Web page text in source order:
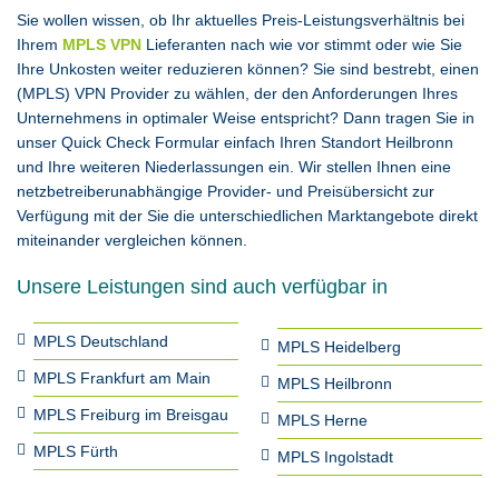
Sie wollen wissen, ob Ihr aktuelles Preis-Leistungsverhältnis bei
Ihrem MPLS VPN Lieferanten nach wie vor stimmt oder wie Sie
Ihre Unkosten weiter reduzieren können? Sie sind bestrebt, einen
(MPLS) VPN Provider zu wählen, der den Anforderungen Ihres
Unternehmens in optimaler Weise entspricht? Dann tragen Sie in
unser Quick Check Formular einfach Ihren Standort Heilbronn
und Ihre weiteren Niederlassungen ein. Wir stellen Ihnen eine
netzbetreiberunabhängige Provider- und Preisübersicht zur
Verfügung mit der Sie die unterschiedlichen Marktangebote direkt
miteinander vergleichen können.
Unsere Leistungen sind auch verfügbar in
MPLS Deutschland
MPLS Frankfurt am Main
MPLS Freiburg im Breisgau
MPLS Fürth
MPLS Heidelberg
MPLS Heilbronn
MPLS Herne
MPLS Ingolstadt